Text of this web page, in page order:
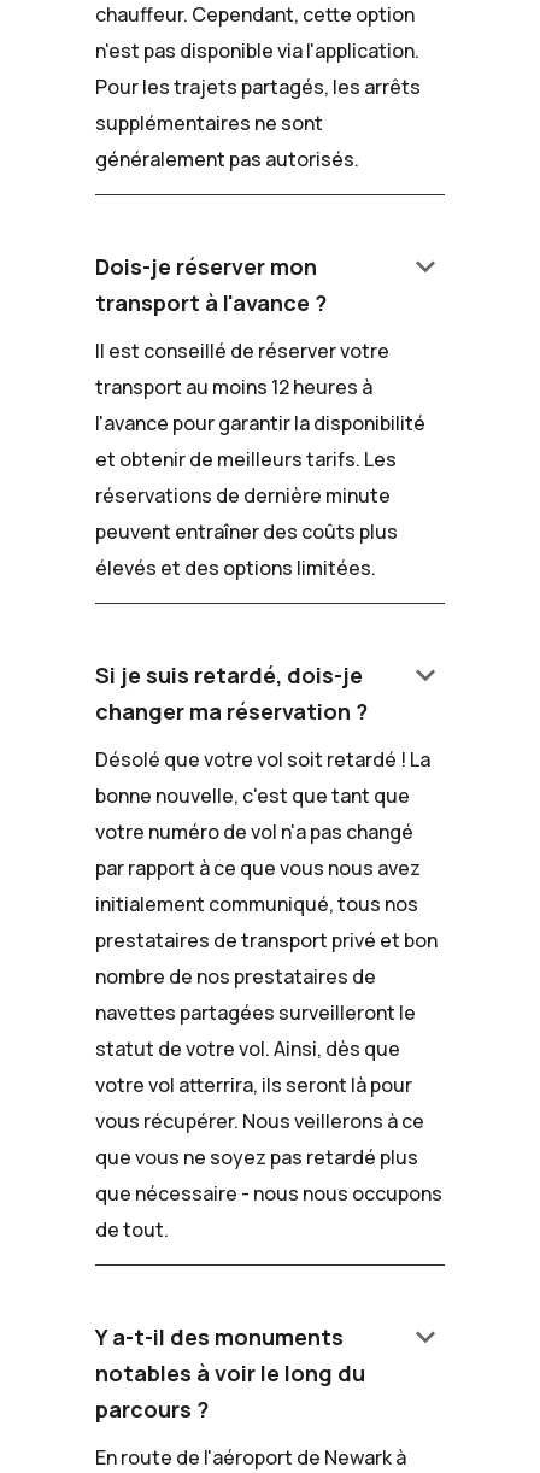
chauffeur. Cependant, cette option
n'est pas disponible via l'application.
Pour les trajets partagés, les arrêts
supplémentaires ne sont
généralement pas autorisés.
Dois-je réserver mon
transport à l'avance ?
keyboard_arrow_down
Il est conseillé de réserver votre
transport au moins 12 heures à
l'avance pour garantir la disponibilité
et obtenir de meilleurs tarifs. Les
réservations de dernière minute
peuvent entraîner des coûts plus
élevés et des options limitées.
Si je suis retardé, dois-je
changer ma réservation ?
keyboard_arrow_down
Désolé que votre vol soit retardé ! La
bonne nouvelle, c'est que tant que
votre numéro de vol n'a pas changé
par rapport à ce que vous nous avez
initialement communiqué, tous nos
prestataires de transport privé et bon
nombre de nos prestataires de
navettes partagées surveilleront le
statut de votre vol. Ainsi, dès que
votre vol atterrira, ils seront là pour
vous récupérer. Nous veillerons à ce
que vous ne soyez pas retardé plus
que nécessaire - nous nous occupons
de tout.
Y a-t-il des monuments
notables à voir le long du
parcours ?
keyboard_arrow_down
En route de l'aéroport de Newark à